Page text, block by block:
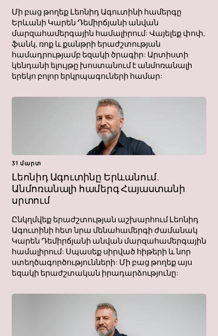
Մի բաց թողեք Լեոնիդ Ագուտինի համերգը
Երևանի Կարեն Դեմիրճյանի անվան
մարզահամերգային համալիրում: Վայելեք փոփ,
ֆանկ, ռոք և քանթրի երաժշտության
համադրությամբ եզակի ծրագիր: Արտիստի
կենդանի ելույթը խոստանում է անմոռանալի
երեկո բոլոր երկրպագուների համար:
31 մարտ
Լեոնիդ Ագուտինը Երևանում.
Անմոռանալի համերգ Հայաստանի
սրտում
Ընկղմվեք երաժշտության աշխարհում Լեոնիդ
Ագուտինի հետ նրա մենահամերգի ժամանակ
Կարեն Դեմիրճյանի անվան մարզահամերգային
համալիրում: Սպասեք սիրված հիթերի և նոր
ստեղծագործությունների: Մի բաց թողեք այս
եզակի երաժշտական ​​իրադարձությունը: